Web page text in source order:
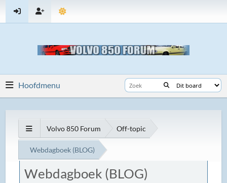
Hoofdmenu
Volvo 850 Forum Off-topic
Webdagboek (BLOG)
Webdagboek (BLOG)